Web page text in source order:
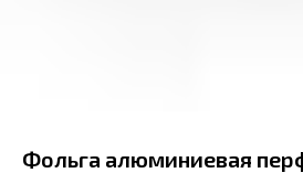
Фольга алюминиевая